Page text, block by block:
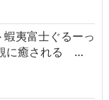
蝦夷富士ぐるーっ
に癒される …